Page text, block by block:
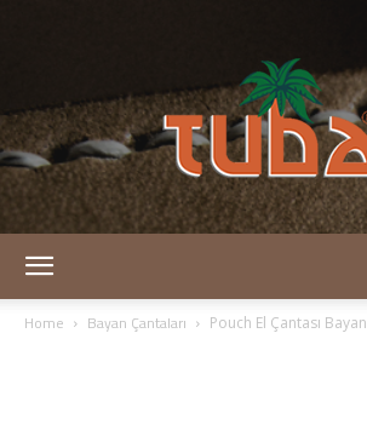
Tuba
Home Bayan Çantaları Pouch El Çantası Bayan